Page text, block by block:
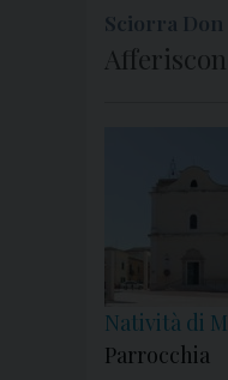
Sciorra Don
Natività di
Parrocchia